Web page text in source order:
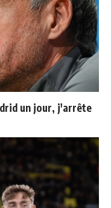
un jour, j'arrête